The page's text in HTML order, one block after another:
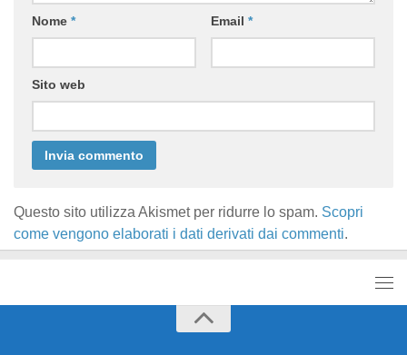
Nome * Email *
Sito web
Questo sito utilizza Akismet per ridurre lo spam. Scopri
come vengono elaborati i dati derivati dai commenti.